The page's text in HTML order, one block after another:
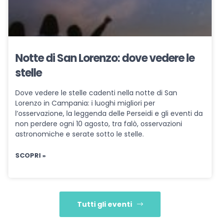
Notte di San Lorenzo: dove vedere le
stelle
Dove vedere le stelle cadenti nella notte di San
Lorenzo in Campania: i luoghi migliori per
l’osservazione, la leggenda delle Perseidi e gli eventi da
non perdere ogni 10 agosto, tra falò, osservazioni
astronomiche e serate sotto le stelle.
SCOPRI »
Tutti gli eventi